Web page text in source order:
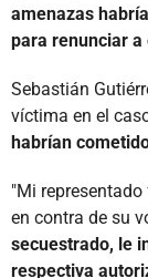
amenazas
para renunciar
Sebastián
víctima en el
habrían
"Mi
en contra de su
secuestrado, le
respectiva